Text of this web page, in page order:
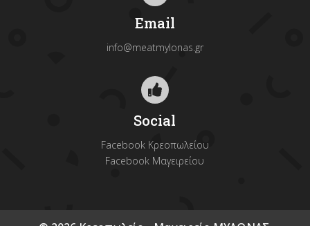
Email
info@meatmylonas.gr

Social
Facebook Κρεοπωλείου
Facebook Μαγειρείου